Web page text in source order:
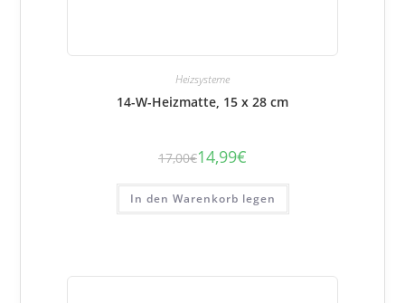
Heizsysteme
14-W-Heizmatte, 15 x 28 cm
17,00€ Der
Preis
betrug:
17,00
14,99€
Der
Preis
beträgt:
14,99
In den Warenkorb legen